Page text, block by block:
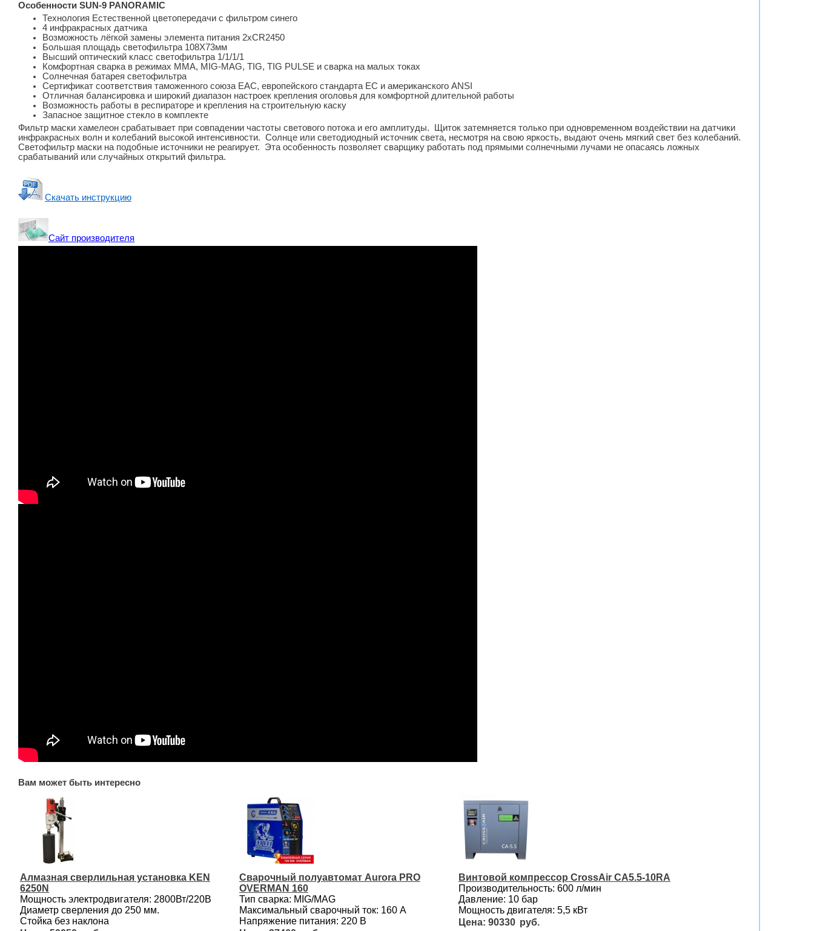
Особенности SUN-9 PANORAMIC
Технология Естественной цветопередачи с фильтром синего
4 инфракрасных датчика
Возможность лёгкой замены элемента питания 2xCR2450
Большая площадь светофильтра 108Х73мм
Высший оптический класс светофильтра 1/1/1/1
Комфортная сварка в режимах MMA, MIG-MAG, TIG, TIG PULSE и сварка на малых токах
Солнечная батарея светофильтра
Сертификат соответствия таможенного союза ЕАС, европейского стандарта ЕС и американского ANSI
Отличная балансировка и широкий диапазон настроек крепления оголовья для комфортной длительной работы
Возможность работы в респираторе и крепления на строительную каску
Запасное защитное стекло в комплекте
Фильтр маски хамелеон срабатывает при совпадении частоты светового потока и его амплитуды. Щиток затемняется только при одновременном воздействии на датчики
инфракрасных волн и колебаний высокой интенсивности. Солнце или светодиодный источник света, несмотря на свою яркость, выдают очень мягкий свет без колебаний.
Светофильтр маски на подобные источники не реагирует. Эта особенность позволяет сварщику работать под прямыми солнечными лучами не опасаясь ложных
срабатываний или случайных открытий фильтра.
Скачать инструкцию
Сайт производителя
Вам может быть интересно
Алмазная сверлильная установка KEN
6250N
Мощность электродвигателя: 2800Вт/220В
Диаметр сверления до 250 мм.
Стойка без наклона
Сварочный полуавтомат Aurora PRO
OVERMAN 160
Тип сварка: MIG/MAG
Максимальный сварочный ток: 160 А
Напряжение питания: 220 В
Винтовой компрессор CrossAir CA5.5-10RA
Производительность: 600 л/мин
Давление: 10 бар
Мощность двигателя: 5,5 кВт
90330